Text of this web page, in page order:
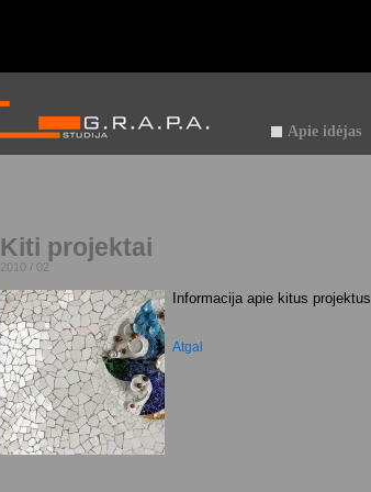
Kiti projektai
2010 / 02
Informacija apie kitus projektus
Atgal
Apie idėjas